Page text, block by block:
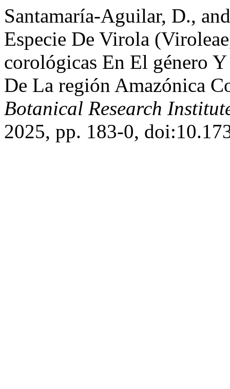
Santamaría-Aguilar, D.,
Especie De Virola
corológicas En El género
De La región Amazónica
Botanical Research
2025, pp. 183-0,